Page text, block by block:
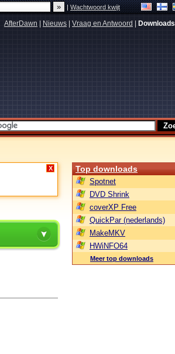
|Wachtwoord kwijt
AfterDawn Nieuws Vraag en Antwoord Downloads
X Top downloads
Spotnet
DVD Shrink
coverXP Free
QuickPar (nederlands)
MakeMKV
HWiNFO64
Meer top downloads